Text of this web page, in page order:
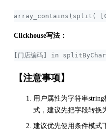
array_contains(split(
Clickhouse写法：
[门店编码] in
【注意事项】
用户属性为字符串
式，建议先把字段转换
建议优先使用条件模式